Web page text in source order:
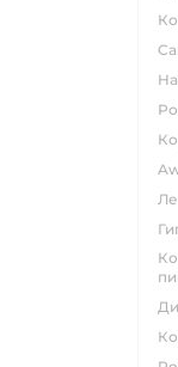
корм для собак с чувствительным